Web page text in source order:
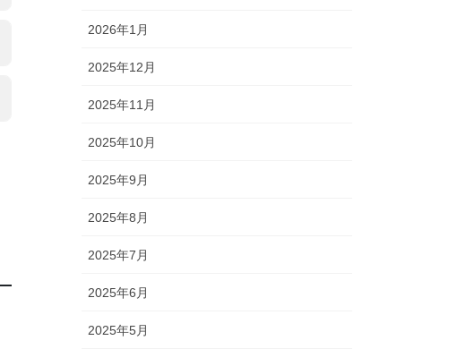
2026年1月
2025年12月
2025年11月
2025年10月
2025年9月
2025年8月
2025年7月
2025年6月
2025年5月